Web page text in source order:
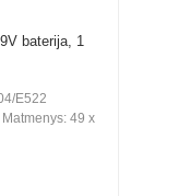
baterija, 1
E522
49 x